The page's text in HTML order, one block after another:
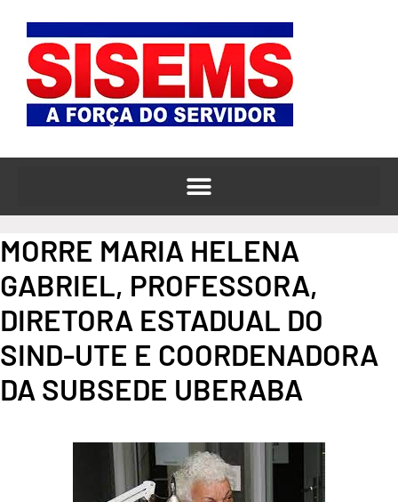
conteúdo
conteúdo
MORRE MARIA HELENA
GABRIEL, PROFESSORA,
DIRETORA ESTADUAL DO
SIND-UTE E COORDENADORA
DA SUBSEDE UBERABA